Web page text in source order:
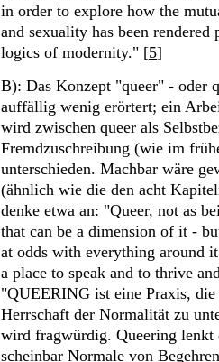
in order to explore how the
and sexuality has been
logics of modernity." [5]
B): Das Konzept "queer" - oder
auffällig wenig erörtert; ein
wird zwischen queer als
Fremdzuschreibung (wie im
unterschieden. Machbar wäre
(ähnlich wie die den acht
denke etwa an: "Queer, not as
that can be a dimension of it -
at odds with everything around
a place to speak and to thrive
"QUEERING ist eine Praxis,
Herrschaft der Normalität zu
wird fragwürdig. Queering lenkt
scheinbar Normale von